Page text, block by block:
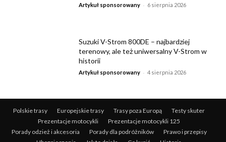
Artykuł sponsorowany - 6 sierpnia 2026
Suzuki V-Strom 800DE – najbardziej
terenowy, ale też uniwersalny V-Strom w
historii
Artykuł sponsorowany - 4 sierpnia 2026
Polskie trasy Europejskie trasy Trasy poza Europą
Testy skuter
Prezentacje motocykli
Prezentacje motocykli 125
Porady odzież i akcesoria
Porady dla podróżników
Prawo i przepisy